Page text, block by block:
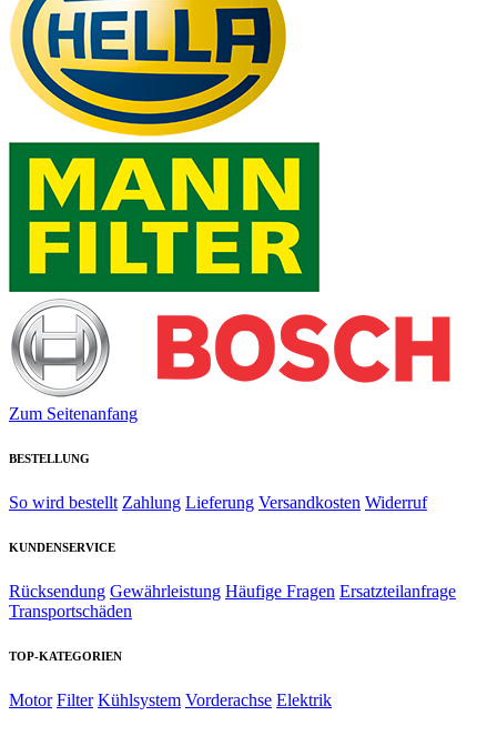
Zum Seitenanfang
BESTELLUNG
So wird bestellt Zahlung Lieferung Versandkosten Widerruf
KUNDENSERVICE
Rücksendung Gewährleistung Häufige Fragen Ersatzteilanfrage
Transportschäden
TOP-KATEGORIEN
Motor Filter Kühlsystem Vorderachse Elektrik